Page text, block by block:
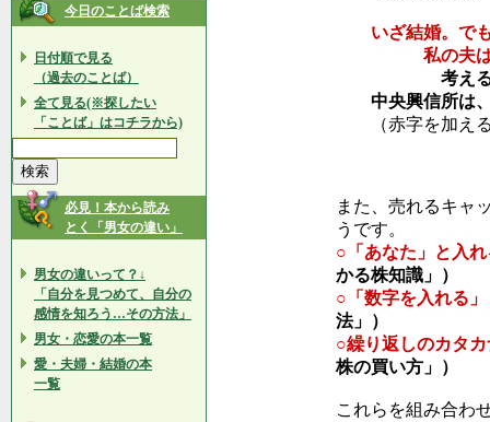
今日のことば検索
日付順で見る
（過去のことば）
全て見る(※探したい
「ことば」はコチラから)
必見！本から読み
とく「男女の違い」
男女の違いって？↓
「自分を見つめて、自分の
感情を知ろう…その方法」
男女・恋愛の本一覧
愛・夫婦・結婚の本
一覧
いざ結婚。でも
私の夫は不
考えるより
中央興信所は、
（赤字を加える
また、売れるキャ
うです。
○「あなた」と入れ
かる株知識」）
○「数字を入れる」
法」）
○繰り返しのカタ
株の買い方」）
これらを組み合わ